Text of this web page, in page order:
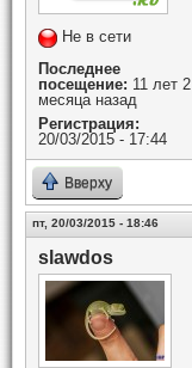
Не в сети
Последнее
посещение: 11 лет 2
месяца назад
Регистрация:
20/03/2015 - 17:44
Вверху
пт, 20/03/2015 - 18:46
slawdos